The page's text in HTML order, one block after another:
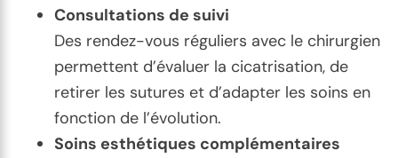
Consultations de suivi
Des rendez-vous réguliers avec le chirurgien
permettent d’évaluer la cicatrisation, de
retirer les sutures et d’adapter les soins en
fonction de l’évolution.
Soins esthétiques complémentaires